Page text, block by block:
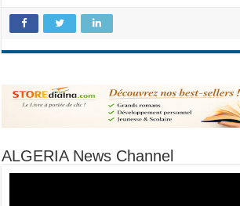
ALGERIA News Channel